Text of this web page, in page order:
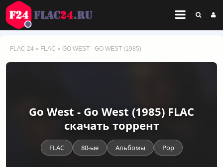
FLAC 24 » FLAC » GO WEST - GO WEST (1985)
Go West - Go West (1985) FLAC
скачать торрент
FLAC 80-ые Альбомы Pop